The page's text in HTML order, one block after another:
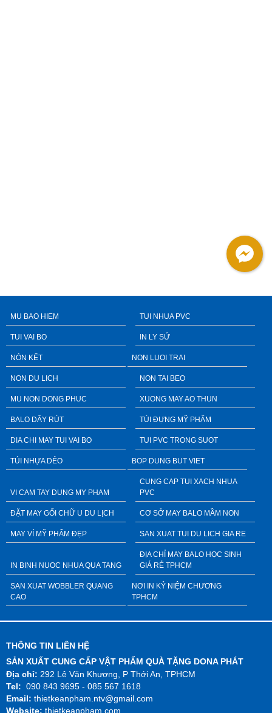
MU BAO HIEM TUI NHUA PVC
TUI VAI BO IN LY SỨ
NÓN KẾT NON LUOI TRAI
NON DU LICH NON TAI BEO
MU NON DONG PHUC XUONG MAY AO THUN
BALO DÂY RÚT TÚI ĐỰNG MỸ PHẨM
DIA CHI MAY TUI VAI BO TUI PVC TRONG SUOT
TÚI NHỰA DẺO BOP DUNG BUT VIET
VI CAM TAY DUNG MY PHAM
CUNG CAP TUI XACH NHUA
PVC
ĐẶT MAY GỐI CHỮ U DU LỊCH CƠ SỞ MAY BALO MẦM NON
MAY VÍ MỸ PHẨM ĐẸP SAN XUAT TUI DU LICH GIA RE
IN BINH NUOC NHUA QUA TANG
ĐỊA CHỈ MAY BALO HỌC SINH
GIÁ RẺ TPHCM
SAN XUAT WOBBLER QUANG
CAO
NƠI IN KỶ NIỆM CHƯƠNG
TPHCM
THÔNG TIN LIÊN HỆ
SẢN XUẤT CUNG CẤP VẬT PHẨM QUÀ TẶNG DONA PHÁT
Địa chỉ: 292 Lê Văn Khương, P Thới An, TPHCM
Tel: 090 843 9695 - 085 567 1618
Email: thietkeanpham.ntv@gmail.com
Website: thietkeanpham.com